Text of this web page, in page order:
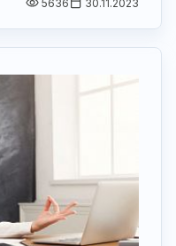
5636 30.11.2023